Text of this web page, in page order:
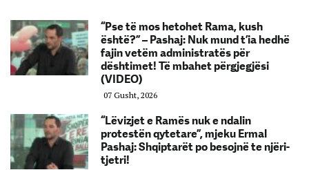
“Pse të mos hetohet Rama, kush
është?” – Pashaj: Nuk mund t’ia hedhë
fajin vetëm administratës për
dështimet! Të mbahet përgjegjësi
(VIDEO)
07 Gusht, 2026
“Lëvizjet e Ramës nuk e ndalin
protestën qytetare”, mjeku Ermal
Pashaj: Shqiptarët po besojnë te njëri-
tjetri!